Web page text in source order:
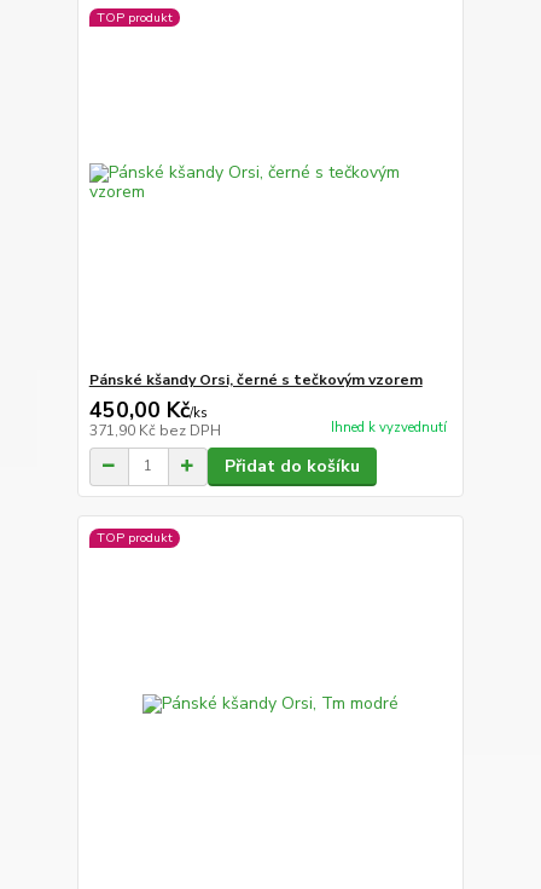
TOP produkt
Pánské kšandy Orsi, černé s tečkovým vzorem
450,00 Kč/ks
371,90 Kč bez DPH Ihned k vyzvednutí
Přidat do košíku
TOP produkt